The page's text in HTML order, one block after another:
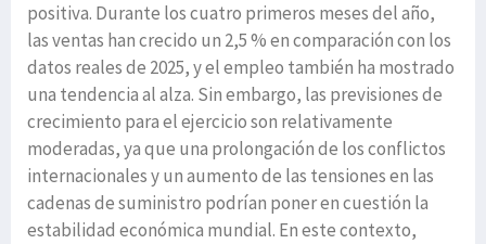
positiva. Durante los cuatro primeros meses del año,
las ventas han crecido un 2,5 % en comparación con los
datos reales de 2025, y el empleo también ha mostrado
una tendencia al alza. Sin embargo, las previsiones de
crecimiento para el ejercicio son relativamente
moderadas, ya que una prolongación de los conflictos
internacionales y un aumento de las tensiones en las
cadenas de suministro podrían poner en cuestión la
estabilidad económica mundial. En este contexto,